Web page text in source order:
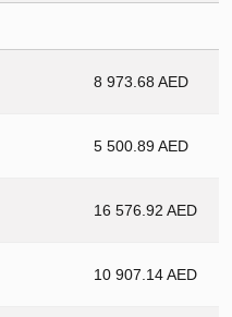
8 973.68 AED
5 500.89 AED
16 576.92 AED
10 907.14 AED